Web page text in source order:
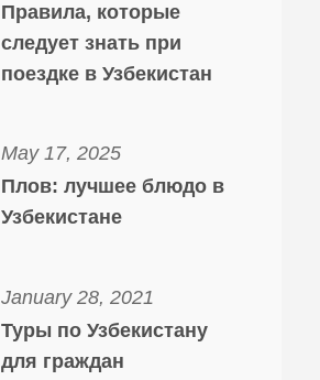
Правила, которые
следует знать при
поездке в Узбекистан
May 17, 2025
Плов: лучшее блюдо в
Узбекистане
January 28, 2021
Туры по Узбекистану
для граждан